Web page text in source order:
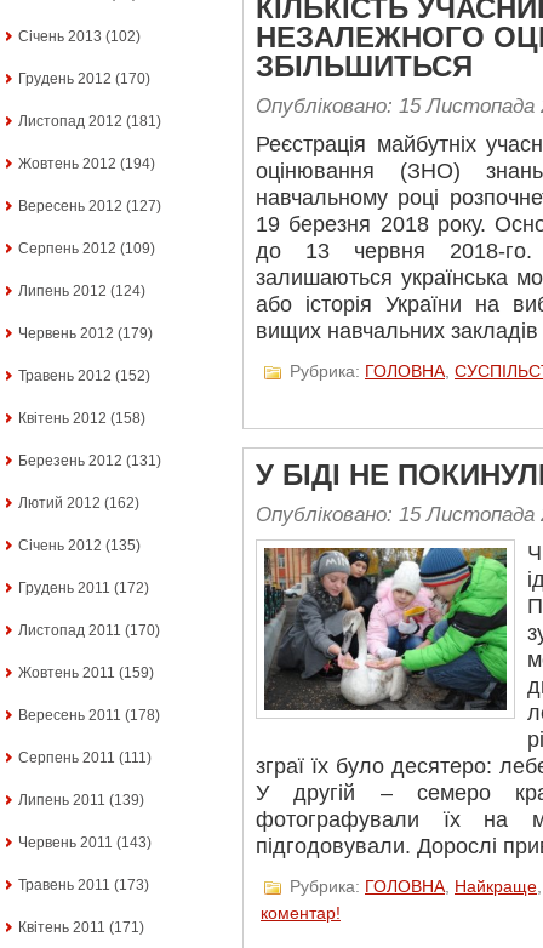
Січень 2013 (102)
Грудень 2012 (170)
Листопад 2012 (181)
Жовтень 2012 (194)
Вересень 2012 (127)
Серпень 2012 (109)
Липень 2012 (124)
Червень 2012 (179)
Травень 2012 (152)
Квітень 2012 (158)
Березень 2012 (131)
Лютий 2012 (162)
Січень 2012 (135)
Грудень 2011 (172)
Листопад 2011 (170)
Жовтень 2011 (159)
Вересень 2011 (178)
Серпень 2011 (111)
Липень 2011 (139)
Червень 2011 (143)
Травень 2011 (173)
Квітень 2011 (171)
КІЛЬКІСТЬ
НЕЗАЛЕЖНОГО
ЗБІЛЬШИТЬСЯ
Опубліковано: 15 Листопада
Реєстрація майбутніх
оцінювання (ЗНО)
навчальному році
19 березня 2018 року.
до 13 червня 2018-го.
залишаються українська
або історія України на
вищих навчальних
Рубрика: ГОЛОВНА
У БІДІ НЕ
Опубліковано: 15 Листопада
зграї їх було десятеро:
У другій – семеро
фотографували їх на
підгодовували. Дорослі
Рубрика: ГОЛОВНА Найкраще
коментар!